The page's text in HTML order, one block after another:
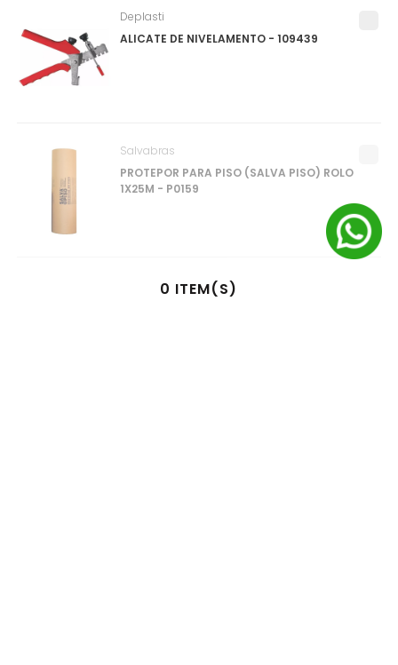
ALICATE DE NIVELAMENTO - 109439
Deplasti
PROTEPOR PARA PISO (SALVA PISO) ROLO
1X25M - P0159
Salvabras
0 ITEM(S)